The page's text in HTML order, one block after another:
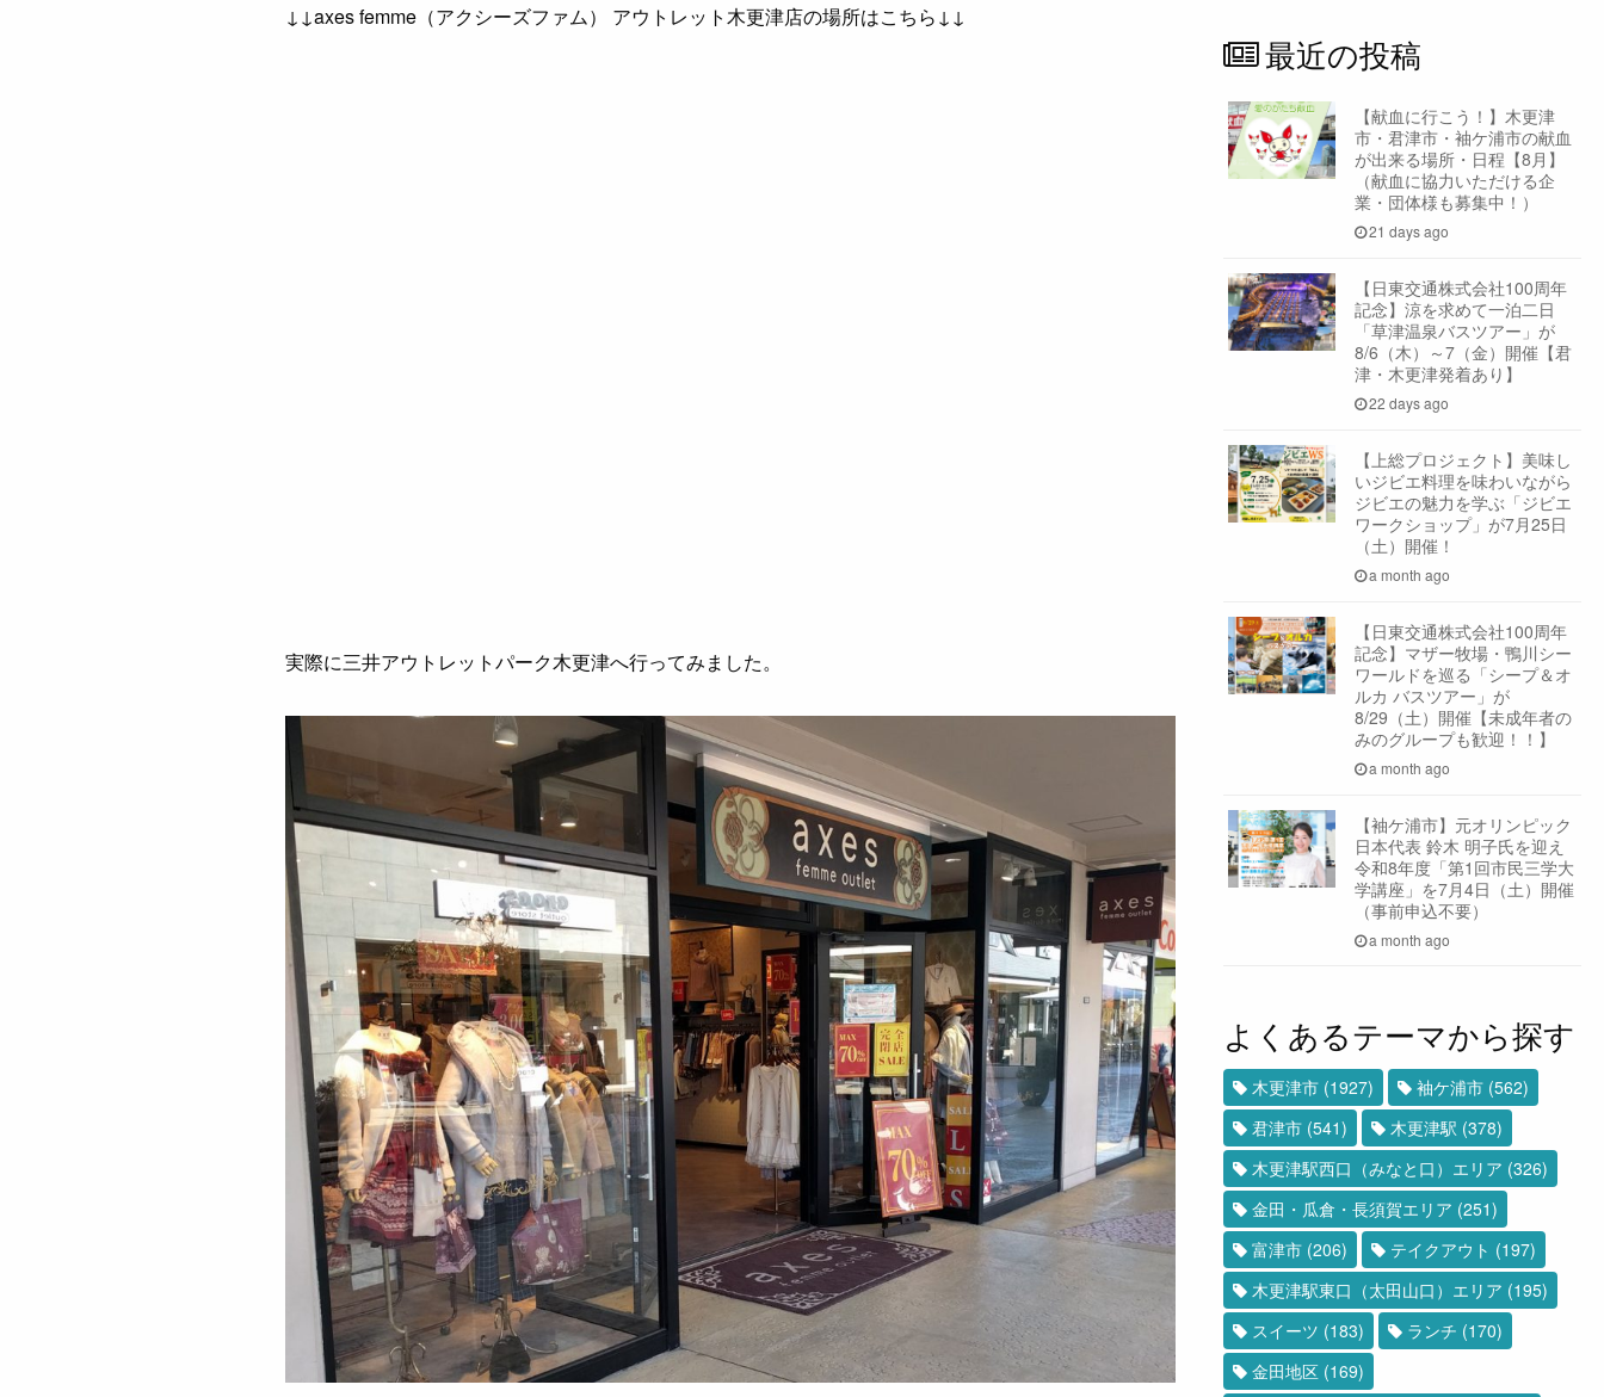
↓↓axes femme（アクシーズファム） アウトレット木更津店の場所はこちら↓↓
実際に三井アウトレットパーク木更津へ行ってみました。
最近の投稿
【献血に行こう！】木更津
市・君津市・袖ケ浦市の献血
が出来る場所・日程【8月】
（献血に協力いただける企
業・団体様も募集中！）
21 days ago
【日東交通株式会社100周年
記念】涼を求めて一泊二日
「草津温泉バスツアー」が
8/6（木）～7（金）開催【君
津・木更津発着あり】
22 days ago
【上総プロジェクト】美味し
いジビエ料理を味わいながら
ジビエの魅力を学ぶ「ジビエ
ワークショップ」が7月25日
（土）開催！
a month ago
【日東交通株式会社100周年
記念】マザー牧場・鴨川シー
ワールドを巡る「シープ＆オ
ルカ バスツアー」が
8/29（土）開催【未成年者の
みのグループも歓迎！！】
a month ago
【袖ケ浦市】元オリンピック
日本代表 鈴木 明子氏を迎え
令和8年度「第1回市民三学大
学講座」を7月4日（土）開催
（事前申込不要）
a month ago
よくあるテーマから探す
木更津市(1927) 袖ケ浦市(562)
君津市(541) 木更津駅 (378)
木更津駅西口（みなと口）エリア (326)
金田・瓜倉・長須賀エリア (251)
富津市(206) テイクアウト (197)
木更津駅東口（太田山口）エリア (195)
スイーツ (183) ランチ (170)
金田地区(169)